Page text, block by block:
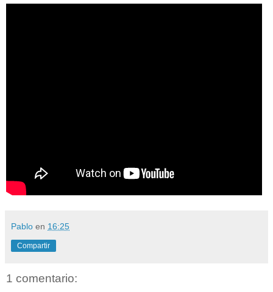
Pablo en 16:25
Compartir
1 comentario: